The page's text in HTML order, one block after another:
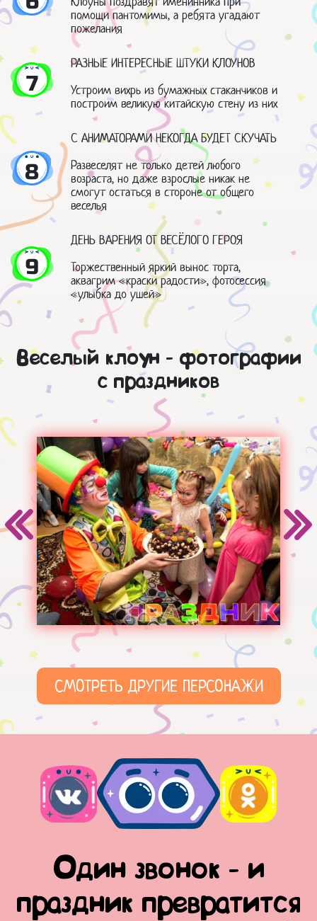
помощи пантомимы, а ребята угадают
пожелания
7
РАЗНЫЕ ИНТЕРЕСНЫЕ ШТУКИ КЛОУНОВ
Устроим вихрь из бумажных стаканчиков и
построим великую китайскую стену из них
8
С АНИМАТОРАМИ НЕКОГДА БУДЕТ СКУЧАТЬ
Развеселят не только детей любого
возраста, но даже взрослые никак не
смогут остаться в стороне от общего
веселья
9
ДЕНЬ ВАРЕНИЯ ОТ ВЕСЁЛОГО ГЕРОЯ
Торжественный яркий вынос торта,
аквагрим «краски радости», фотосессия
«улыбка до ушей»
Веселый клоун - фотографии
с праздников
СМОТРЕТЬ ДРУГИЕ ПЕРСОНАЖИ
Один звонок - и
праздник превратится